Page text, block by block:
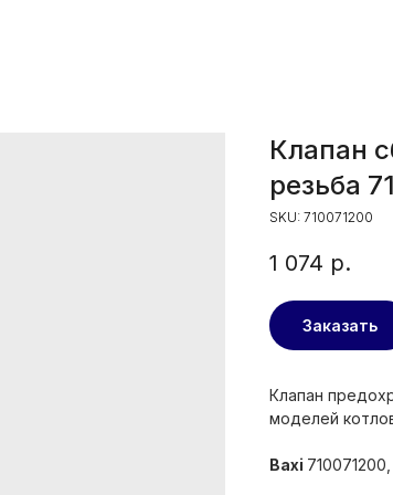
Клапан
резьба
SKU: 710071200
1 074 р.
Заказать
Клапан
моделей
Baxi